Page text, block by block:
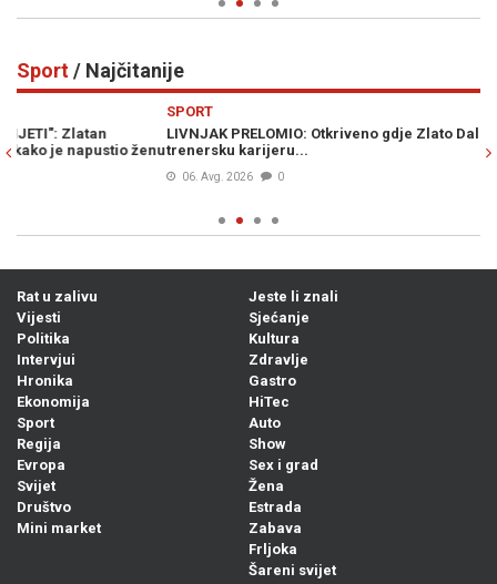
Sport/ Najčitanije
LIVNJAK PRELOMIO: Otkriveno gdje Zlato Dalić nastavlja
trenersku karijeru...
Rat u zalivu
Vijesti
Politika
Intervjui
Hronika
Ekonomija
Sport
Regija
Evropa
Svijet
Društvo
Mini market
Jeste li znali
Sjećanje
Kultura
Zdravlje
Gastro
HiTec
Auto
Show
Sex i grad
Žena
Estrada
Zabava
Frljoka
Šareni svijet